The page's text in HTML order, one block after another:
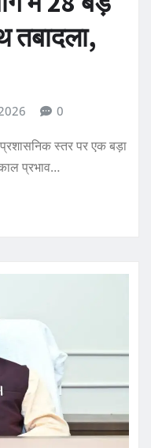
तबादला,
0
स्तर पर एक बड़ा
प्रभाव…